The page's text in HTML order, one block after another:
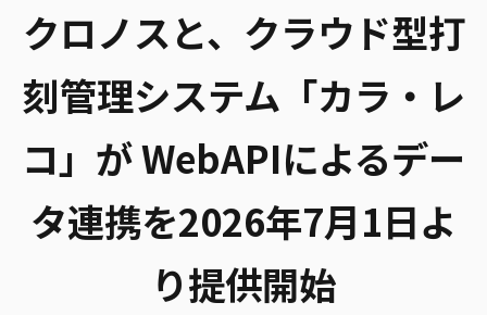
クロノスと、クラウド型打
刻管理システム「カラ・レ
コ」がWebAPIによるデー
タ連携を2026年7月1日よ
り提供開始